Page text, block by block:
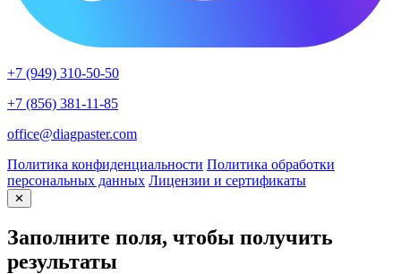
+7 (949) 310-50-50
+7 (856) 381-11-85
office@diagpaster.com
Политика конфиденциальности Политика обработки
персональных данных Лицензии и сертификаты
✕
Заполните поля, чтобы получить
результаты